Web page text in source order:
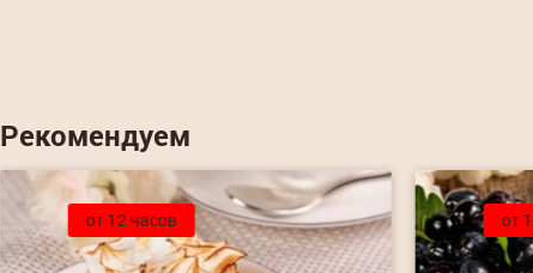
Рекомендуем
от 12 часов от